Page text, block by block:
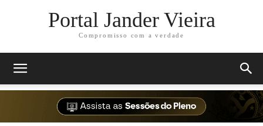
Portal Jander Vieira
Compromisso com a verdade